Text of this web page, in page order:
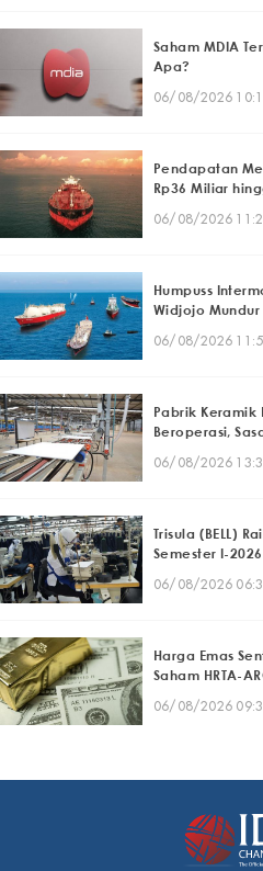
Saham MDIA
Apa?
06/08/2026
Pendapatan
Rp36 Miliar
06/08/2026
Humpuss
Widjojo Mundur
06/08/2026
Pabrik Keramik
Beroperasi,
06/08/2026
Trisula (BELL)
Semester I-2026
06/08/2026
Harga Emas
Saham HRTA-
06/08/2026